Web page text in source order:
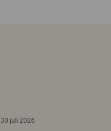
30 juli 2026